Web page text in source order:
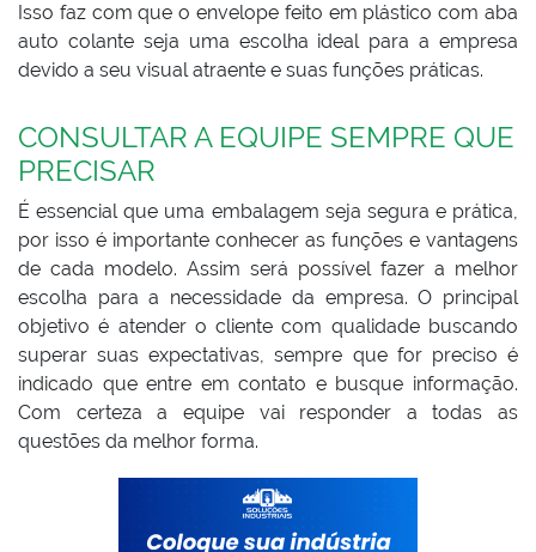
Isso faz com que o envelope feito em plástico com aba
auto colante seja uma escolha ideal para a empresa
devido a seu visual atraente e suas funções práticas.
CONSULTAR A EQUIPE SEMPRE QUE
PRECISAR
É essencial que uma embalagem seja segura e prática,
por isso é importante conhecer as funções e vantagens
de cada modelo. Assim será possível fazer a melhor
escolha para a necessidade da empresa. O principal
objetivo é atender o cliente com qualidade buscando
superar suas expectativas, sempre que for preciso é
indicado que entre em contato e busque informação.
Com certeza a equipe vai responder a todas as
questões da melhor forma.